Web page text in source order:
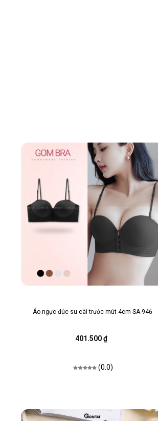
Áo ngực đúc su cài trước mút 4cm SA-946
401.500 ₫
(0.0)